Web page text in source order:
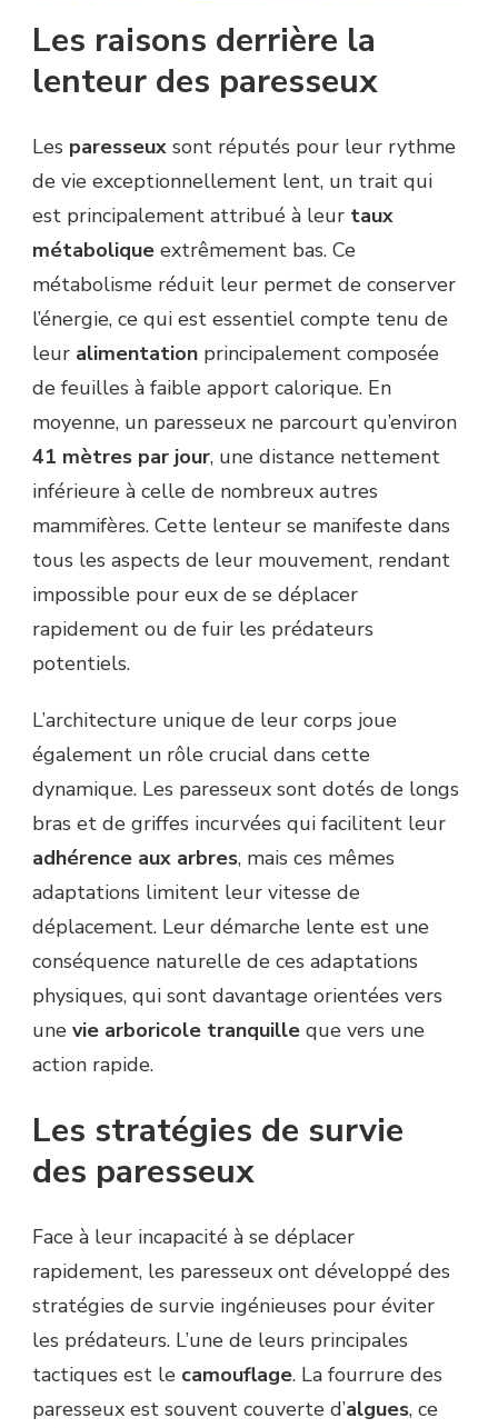
Les raisons derrière la
lenteur des paresseux
Les paresseux sont réputés pour leur rythme
de vie exceptionnellement lent, un trait qui
est principalement attribué à leur taux
métabolique extrêmement bas. Ce
métabolisme réduit leur permet de conserver
l’énergie, ce qui est essentiel compte tenu de
leur alimentation principalement composée
de feuilles à faible apport calorique. En
moyenne, un paresseux ne parcourt qu’environ
41 mètres par jour, une distance nettement
inférieure à celle de nombreux autres
mammifères. Cette lenteur se manifeste dans
tous les aspects de leur mouvement, rendant
impossible pour eux de se déplacer
rapidement ou de fuir les prédateurs
potentiels.
L’architecture unique de leur corps joue
également un rôle crucial dans cette
dynamique. Les paresseux sont dotés de longs
bras et de griffes incurvées qui facilitent leur
adhérence aux arbres, mais ces mêmes
adaptations limitent leur vitesse de
déplacement. Leur démarche lente est une
conséquence naturelle de ces adaptations
physiques, qui sont davantage orientées vers
une vie arboricole tranquille que vers une
action rapide.
Les stratégies de survie
des paresseux
Face à leur incapacité à se déplacer
rapidement, les paresseux ont développé des
stratégies de survie ingénieuses pour éviter
les prédateurs. L’une de leurs principales
tactiques est le camouflage. La fourrure des
paresseux est souvent couverte d’algues, ce